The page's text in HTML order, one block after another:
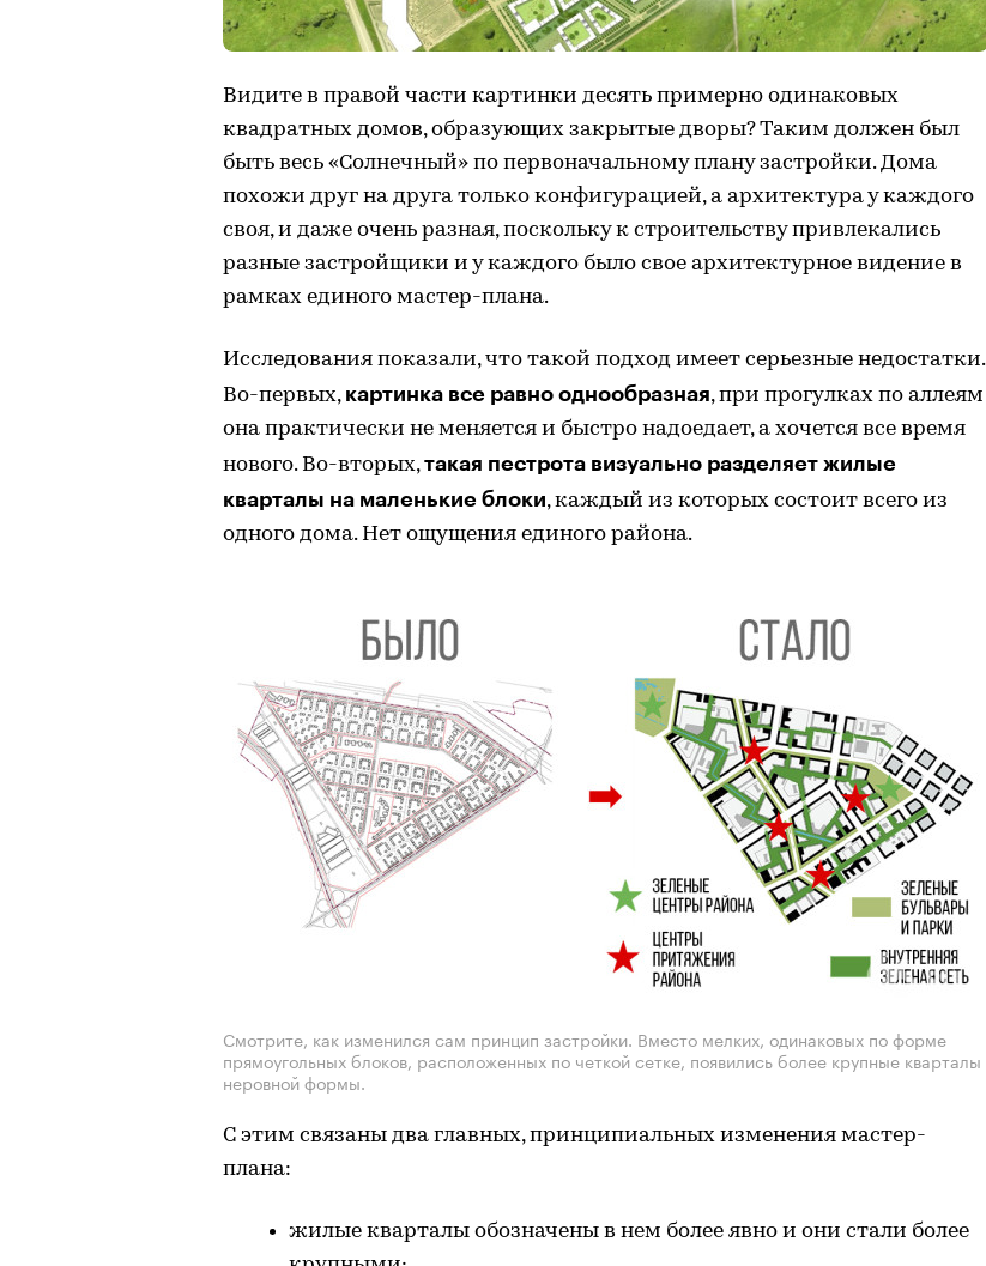
Видите в правой части картинки десять примерно одинаковых
квадратных домов, образующих закрытые дворы? Таким должен был
быть весь «Солнечный» по первоначальному плану застройки. Дома
похожи друг на друга только конфигурацией, а архитектура у каждого
своя, и даже очень разная, поскольку к строительству привлекались
разные застройщики и у каждого было свое архитектурное видение в
рамках единого мастер-плана.
Исследования показали, что такой подход имеет серьезные недостатки.
Во-первых, картинка все равно однообразная, при прогулках по аллеям
она практически не меняется и быстро надоедает, а хочется все время
нового. Во-вторых,такая пестрота визуально разделяет жилые
кварталы на маленькие блоки, каждый из которых состоит всего из
одного дома. Нет ощущения единого района.
Смотрите, как изменился сам принцип застройки. Вместо мелких, одинаковых по форме
прямоугольных блоков, расположенных по четкой сетке, появились более крупные кварталы
неровной формы.
С этим связаны два главных, принципиальных изменения мастер-
плана:
жилые кварталы обозначены в нем более явно и они стали более